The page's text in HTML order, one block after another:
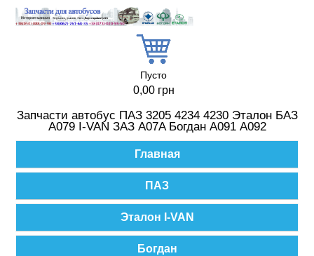
Пусто
0,00 грн
Запчасти автобус ПАЗ 3205 4234 4230 Эталон БАЗ
А079 I-VAN ЗАЗ A07A Богдан А091 А092
Главная
ПАЗ
Эталон I-VAN
Богдан